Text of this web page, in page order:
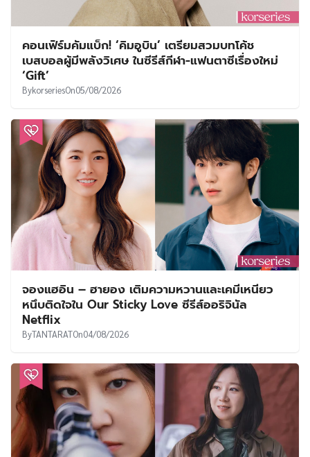
คอนเฟิร์มคัมแบ็ก! ‘คิมอูบิน’ เตรียมสวมบทโค้ช
เบสบอลผู้มีพลังวิเศษ ในซีรีส์กีฬา-แฟนตาซีเรื่องใหม่
‘Gift’
BykorseriesOn05/08/2026
จองแฮอิน – ฮายอง เติมความหวานและเคมีเหนียว
หนึบติดใจใน Our Sticky Love ซีรีส์ออริจินัล
Netflix
ByTANTARATOn04/08/2026